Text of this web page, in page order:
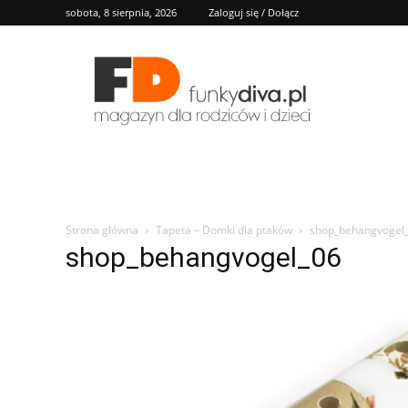
sobota, 8 sierpnia, 2026 Zaloguj się / Dołącz
FD
Strona główna Tapeta – Domki dla ptaków
shop_behangvogel_06